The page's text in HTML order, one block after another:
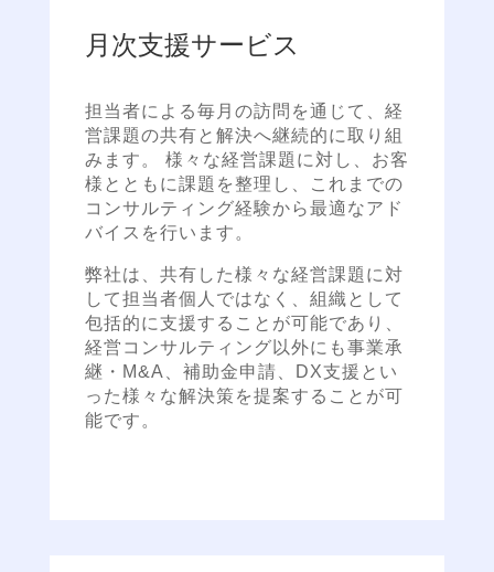
月次支援サービス
担当者による毎月の訪問を通じて、経
営課題の共有と解決へ継続的に取り組
みます。 様々な経営課題に対し、お客
様とともに課題を整理し、これまでの
コンサルティング経験から最適なアド
バイスを行います。
弊社は、共有した様々な経営課題に対
して担当者個人ではなく、組織として
包括的に支援することが可能であり、
経営コンサルティング以外にも事業承
継・M&A、補助金申請、DX支援とい
った様々な解決策を提案することが可
能です。